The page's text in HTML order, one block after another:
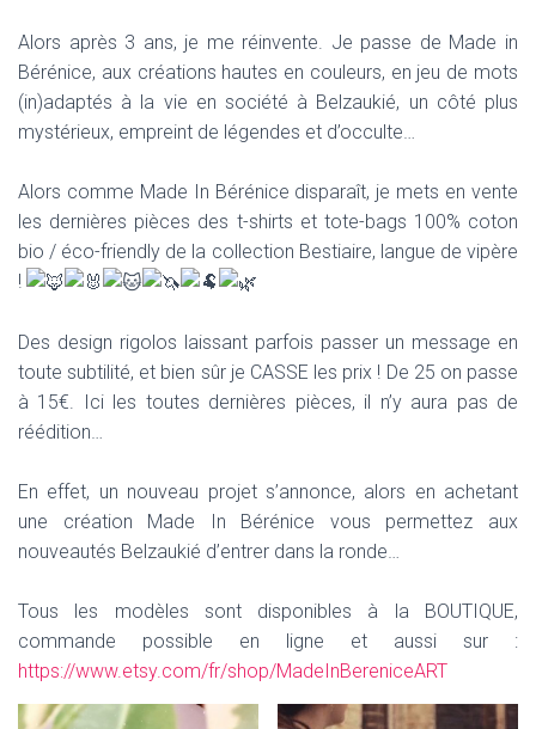
Alors après 3 ans, je me réinvente. Je passe de Made in
Bérénice, aux créations hautes en couleurs, en jeu de mots
(in)adaptés à la vie en société à Belzaukié, un côté plus
mystérieux, empreint de légendes et d’occulte…
Alors comme Made In Bérénice disparaît, je mets en vente
les dernières pièces des t-shirts et tote-bags 100% coton
bio / éco-friendly de la collection Bestiaire, langue de vipère
!
Des design rigolos laissant parfois passer un message en
toute subtilité, et bien sûr je CASSE les prix ! De 25 on passe
à 15€. Ici les toutes dernières pièces, il n’y aura pas de
réédition…
En effet, un nouveau projet s’annonce, alors en achetant
une création Made In Bérénice vous permettez aux
nouveautés Belzaukié d’entrer dans la ronde…
Tous les modèles sont disponibles à la BOUTIQUE,
commande possible en ligne et aussi sur :
https://www.etsy.com/fr/shop/MadeInBereniceART